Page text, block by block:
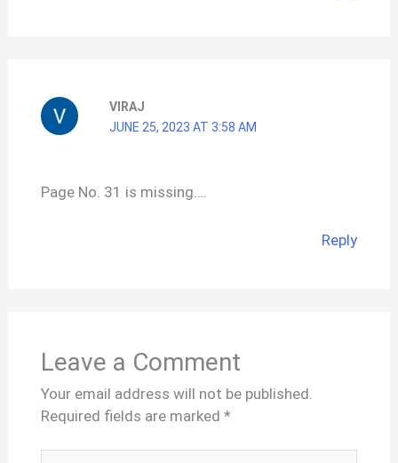
VIRAJ
JUNE 25, 2023 AT 3:58 AM
Page No. 31 is missing….
Reply
Leave a Comment
Your email address will not be published.
Required fields are marked *